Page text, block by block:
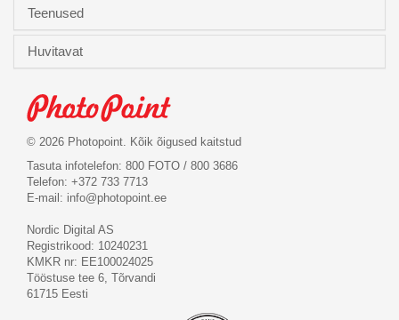
Teenused
Huvitavat
© 2026 Photopoint. Kõik õigused kaitstud
Tasuta infotelefon: 800 FOTO / 800 3686
Telefon: +372 733 7713
E-mail: info@photopoint.ee
Nordic Digital AS
Registrikood: 10240231
KMKR nr: EE100024025
Tööstuse tee 6, Tõrvandi
61715 Eesti